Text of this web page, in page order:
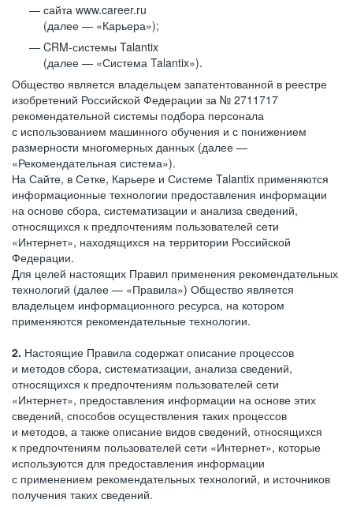
сайта www.career.ru
(далее — «Карьера»);
CRM-системы Talantix
(далее — «Система Talantix»).
Общество является владельцем запатентованной в реестре
изобретений Российской Федерации за № 2711717
рекомендательной системы подбора персонала
с использованием машинного обучения и с понижением
размерности многомерных данных (далее —
«Рекомендательная система»).
На Сайте, в Сетке, Карьере и Системе Talantix применяются
информационные технологии предоставления информации
на основе сбора, систематизации и анализа сведений,
относящихся к предпочтениям пользователей сети
«Интернет», находящихся на территории Российской
Федерации.
Для целей настоящих Правил применения рекомендательных
технологий (далее — «Правила») Общество является
владельцем информационного ресурса, на котором
применяются рекомендательные технологии.
2. Настоящие Правила содержат описание процессов
и методов сбора, систематизации, анализа сведений,
относящихся к предпочтениям пользователей сети
«Интернет», предоставления информации на основе этих
сведений, способов осуществления таких процессов
и методов, а также описание видов сведений, относящихся
к предпочтениям пользователей сети «Интернет», которые
используются для предоставления информации
с применением рекомендательных технологий, и источников
получения таких сведений.